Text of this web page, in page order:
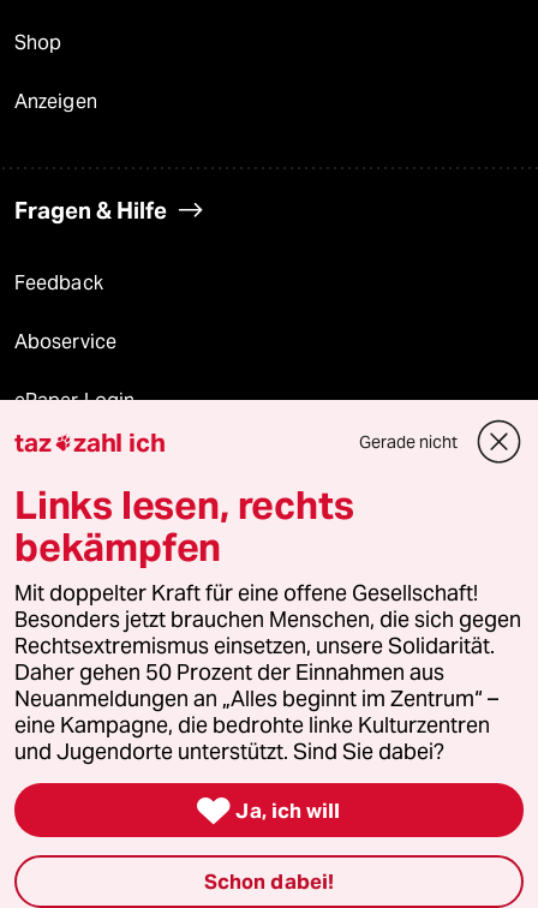
Shop
Anzeigen
Fragen & Hilfe
Feedback
Aboservice
ePaper Login
Downloads für Abonnierende
© 2026 taz Verlags und Vertriebs GmbH
Alle Rechte vorbehalten. Bei rechtlichen Fragen oder für Genehmigungen
wenden Sie sich bitte an
lizenzen@taz.de
Feedback Redaktionsstatut Kommune-Richtlinien
Leitlinie Informant Datenschutz Impressum AGB
Seitenwende Einwilligungen widerrufen (Ads)
taz zahl ich Gerade nicht
Links lesen, rechts
bekämpfen
Mit doppelter Kraft für eine offene Gesellschaft!
Besonders jetzt brauchen Menschen, die sich gegen
Rechtsextremismus einsetzen, unsere Solidarität.
Daher gehen 50 Prozent der Einnahmen aus
Neuanmeldungen an „Alles beginnt im Zentrum“ –
eine Kampagne, die bedrohte linke Kulturzentren
und Jugendorte unterstützt. Sind Sie dabei?
 Ja, ich will
Schon dabei!